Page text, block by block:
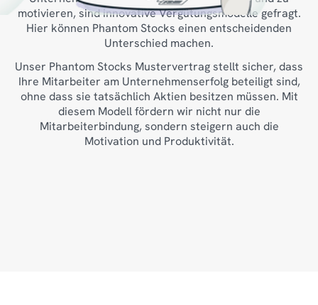
motivieren, sind innovative Vergütungsmodelle gefragt.
Hier können Phantom Stocks einen entscheidenden
Unterschied machen.
Unser Phantom Stocks Mustervertrag stellt sicher, dass
Ihre Mitarbeiter am Unternehmenserfolg beteiligt sind,
ohne dass sie tatsächlich Aktien besitzen müssen. Mit
diesem Modell fördern wir nicht nur die
Mitarbeiterbindung, sondern steigern auch die
Motivation und Produktivität.